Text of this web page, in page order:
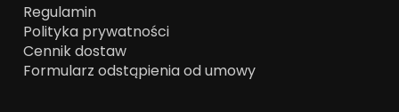
Regulamin
Polityka prywatności
Cennik dostaw
Formularz odstąpienia od umowy